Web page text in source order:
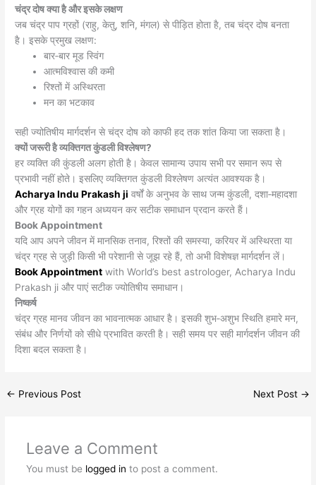
चंद्र दोष क्या है और इसके लक्षण
जब चंद्र पाप ग्रहों (राहु, केतु, शनि, मंगल) से पीड़ित होता है, तब चंद्र दोष बनता
है। इसके प्रमुख लक्षण:
बार‑बार मूड स्विंग
आत्मविश्वास की कमी
रिश्तों में अस्थिरता
मन का भटकाव
सही ज्योतिषीय मार्गदर्शन से चंद्र दोष को काफी हद तक शांत किया जा सकता है।
क्यों जरूरी है व्यक्तिगत कुंडली विश्लेषण?
हर व्यक्ति की कुंडली अलग होती है। केवल सामान्य उपाय सभी पर समान रूप से
प्रभावी नहीं होते। इसलिए व्यक्तिगत कुंडली विश्लेषण अत्यंत आवश्यक है।
Acharya Indu Prakash ji वर्षों के अनुभव के साथ जन्म कुंडली, दशा‑महादशा
और ग्रह योगों का गहन अध्ययन कर सटीक समाधान प्रदान करते हैं।
Book Appointment
यदि आप अपने जीवन में मानसिक तनाव, रिश्तों की समस्या, करियर में अस्थिरता या
चंद्र ग्रह से जुड़ी किसी भी परेशानी से जूझ रहे हैं, तो अभी विशेषज्ञ मार्गदर्शन लें।
Book Appointment with World’s best astrologer, Acharya Indu
Prakash ji और पाएं सटीक ज्योतिषीय समाधान।
निष्कर्ष
चंद्र ग्रह मानव जीवन का भावनात्मक आधार है। इसकी शुभ‑अशुभ स्थिति हमारे मन,
संबंध और निर्णयों को सीधे प्रभावित करती है। सही समय पर सही मार्गदर्शन जीवन की
दिशा बदल सकता है।
← Previous Post Next Post →
Leave a Comment
You must be logged in to post a comment.